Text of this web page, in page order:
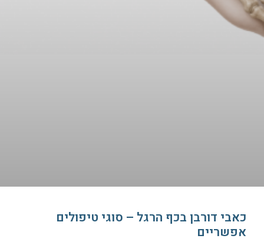
כאבי דורבן בכף הרגל – סוגי טיפולים
אפשריים